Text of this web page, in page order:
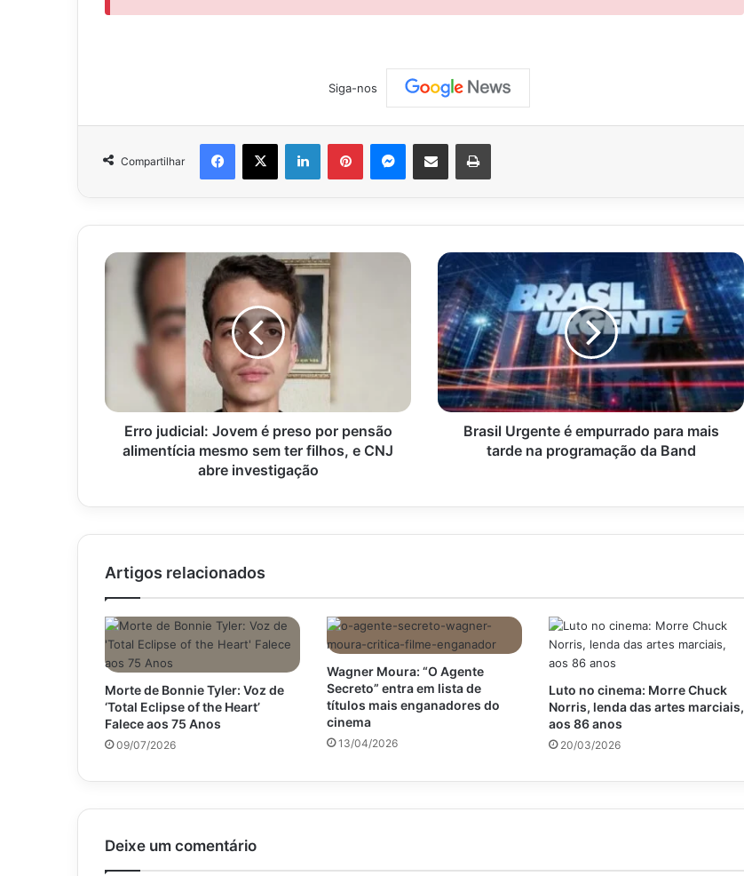
Siga-nos
Compartilhar
Facebook
X LinkedinPinterestMessenger
Compartilhar via e-mail Imprimir
Erro
Jovem
pensão
alimentícia
mesmo
sem
CNJ
Erro judicial: Jovem é preso por pensão
alimentícia mesmo sem ter filhos, e CNJ
abre investigação
Brasil
Urgente
é
empurrado
para
mais
tarde
na
programação
Brasil Urgente é empurrado para mais
tarde na programação da Band
Artigos relacionados
Morte de Bonnie Tyler: Voz de
‘Total Eclipse of the Heart’
Falece aos 75 Anos
09/07/2026
Wagner Moura: “O Agente
Secreto” entra em lista de
títulos mais enganadores do
cinema
13/04/2026
Luto no cinema: Morre Chuck
Norris, lenda das artes marciais,
aos 86 anos
20/03/2026
Deixe um comentário